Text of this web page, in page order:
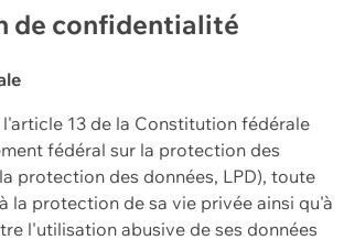
de confidentialité
13 de la Constitution fédérale
fédéral sur la protection des
protection des données, LPD), toute
la protection de sa vie privée ainsi qu'à
l'utilisation abusive de ses données